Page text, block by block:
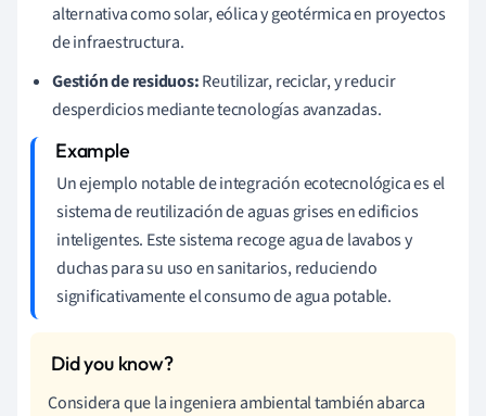
alternativa como solar, eólica y geotérmica en proyectos
de infraestructura.
Gestión de residuos:Reutilizar, reciclar, y reducir
desperdicios mediante tecnologías avanzadas.
Un ejemplo notable de integración ecotecnológica es el
sistema de reutilización de aguas grises en edificios
inteligentes. Este sistema recoge agua de lavabos y
duchas para su uso en sanitarios, reduciendo
significativamente el consumo de agua potable.
Considera que la ingeniera ambiental también abarca